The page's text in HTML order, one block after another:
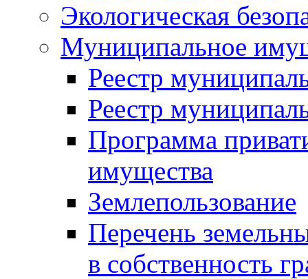
Экологическая
Муниципальное
Реестр
Реестр
Программа
имущества
Землепользование
Перечень
в собственность